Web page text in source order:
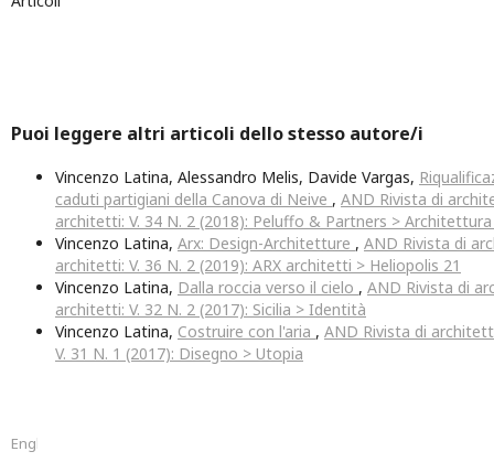
Puoi leggere altri articoli dello stesso autore/i
Vincenzo Latina, Alessandro Melis, Davide Vargas,
caduti partigiani della Canova di Neive , AND Rivista di
architetti: V. 34 N. 2 (2018): Peluffo & Partners >
Vincenzo Latina, Arx: Design-Architetture , AND Rivista di
architetti: V. 36 N. 2 (2019): ARX architetti > Heliopolis 21
Vincenzo Latina, Dalla roccia verso il cielo , AND Rivista di
architetti: V. 32 N. 2 (2017): Sicilia > Identità
Vincenzo Latina, Costruire con l'aria , AND Rivista di
V. 31 N. 1 (2017): Disegno > Utopia
English